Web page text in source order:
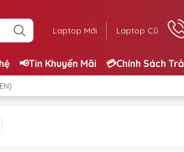
Laptop Mới Laptop Cũ
📢Tin Khuyến Mãi 💳Chính Sách